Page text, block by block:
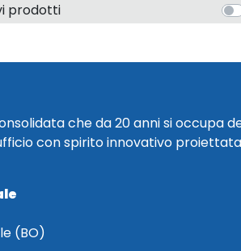
prodotti
che da 20 anni si occupa
con spirito innovativo
(BO)